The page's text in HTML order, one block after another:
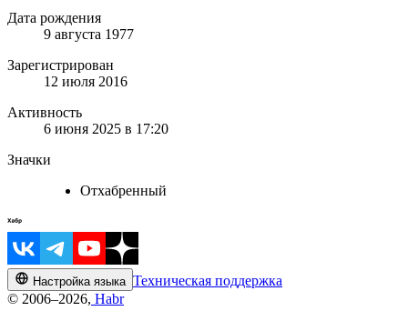
Дата рождения
9 августа 1977
Зарегистрирован
12 июля 2016
Активность
6 июня 2025 в 17:20
Значки
Отхабренный
Настройка языка Техническая поддержка
© 2006–2026, Habr